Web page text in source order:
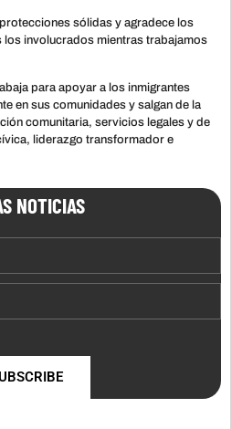
sólidas y agradece los
involucrados mientras trabajamos
para apoyar a los inmigrantes
en sus comunidades y salgan de la
comunitaria, servicios legales y de
liderazgo transformador e
NOTICIAS